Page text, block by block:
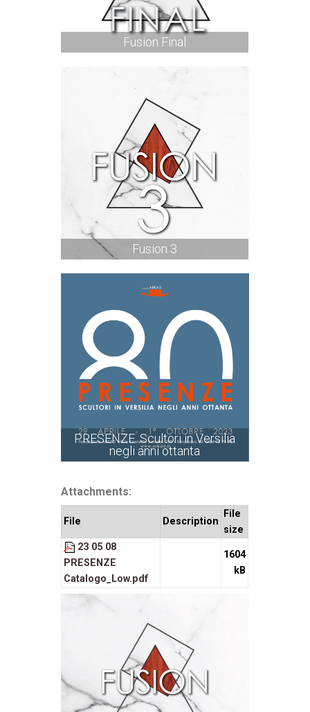
Fusion Final
Fusion 3
PRESENZE. Scultori in Versilia
negli anni ottanta
Attachments:
File Description
File
size
23 05 08
PRESENZE
Catalogo_Low.pdf
1604
kB